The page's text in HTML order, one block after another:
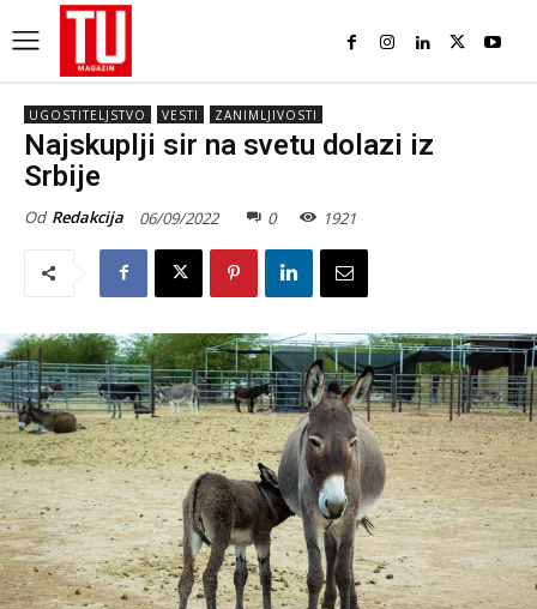
UGOSTITELJSTVO VESTI ZANIMLJIVOSTI
Najskuplji sir na svetu dolazi iz
Srbije
Od Redakcija 06/09/2022 0 1921